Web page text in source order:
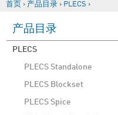
你在这里
首页 › 产品目录 › PLECS ›
产品目录
PLECS
PLECS Standalone
PLECS Blockset
PLECS Spice